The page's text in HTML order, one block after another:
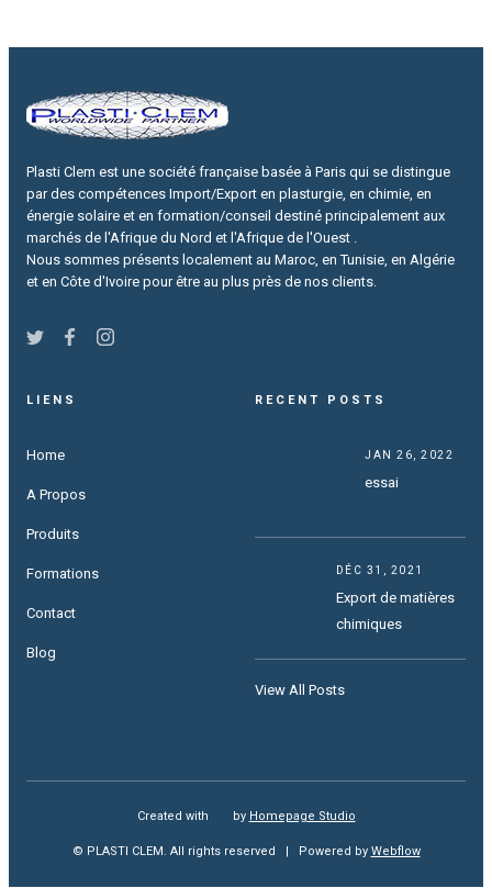
Plasti Clem est une société française basée à Paris qui se distingue
par des compétences Import/Export en plasturgie, en chimie, en
énergie solaire et en formation/conseil destiné principalement aux
marchés de l'Afrique du Nord et l'Afrique de l'Ouest .
Nous sommes présents localement au Maroc, en Tunisie, en Algérie
et en Côte d'Ivoire pour être au plus près de nos clients.
LIENS
Home
A Propos
Produits
Formations
Contact
Blog
RECENT POSTS
JAN 26, 2022
essai
DÉC 31, 2021
Export de matières
chimiques
View All Posts
Created with by Homepage Studio
© PLASTI CLEM. All rights reserved | Powered by Webflow